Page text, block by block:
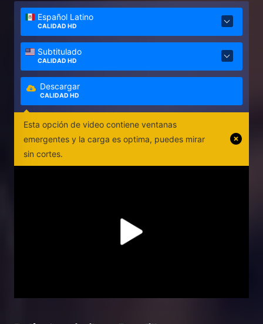
Español Latino
CALIDAD HD
Subtitulado
CALIDAD HD
Descargar
CALIDAD HD
Esta opción de video contiene ventanas
emergentes y la carga es optima, puedes mirar
sin cortes.